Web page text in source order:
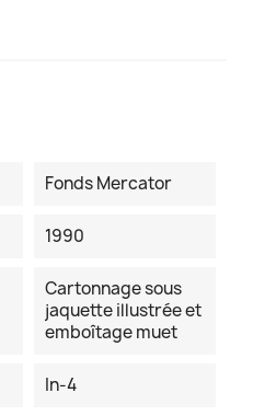
Fonds Mercator
1990
Cartonnage sous
jaquette illustrée et
emboîtage muet
In-4